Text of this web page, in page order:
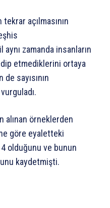
açılmasının
zamanda insanların
etmediklerini ortaya
sayısının
alınan örneklerden
göre eyaletteki
olduğunu ve bunun
kaydetmişti.